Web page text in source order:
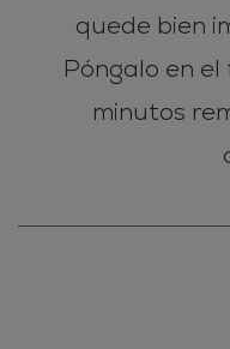
quede bien
Póngalo en
minutos